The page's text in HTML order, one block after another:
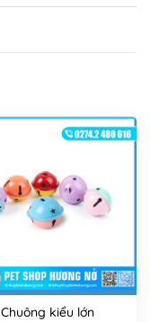
Chuông kiểu lớn